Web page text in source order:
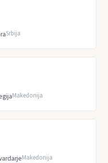
Srbija
Makedonija
Makedonija